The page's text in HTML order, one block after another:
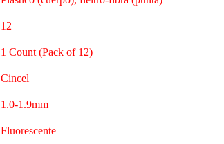
‎12
‎1 Count (Pack of 12)
‎Cincel
‎1.0-1.9mm
‎Fluorescente